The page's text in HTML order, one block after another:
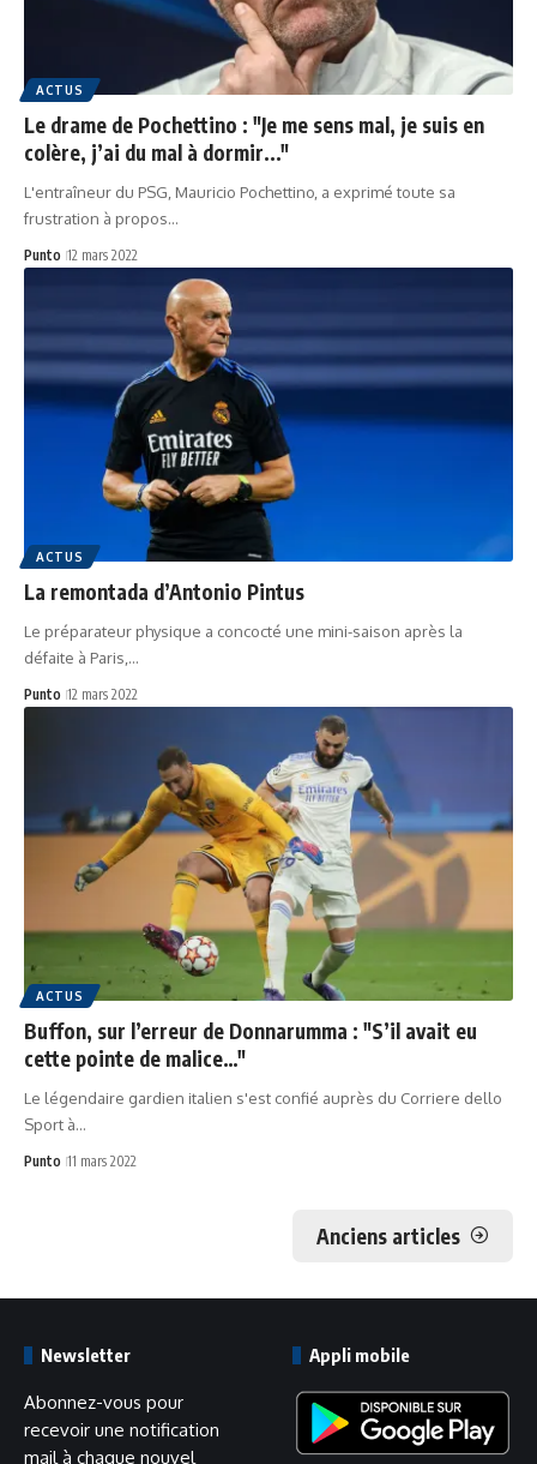
ACTUS
Le drame de Pochettino : "Je me sens mal, je suis en
colère, j’ai du mal à dormir..."
L'entraîneur du PSG, Mauricio Pochettino, a exprimé toute sa
frustration à propos…
Punto 12 mars 2022
ACTUS
La remontada d’Antonio Pintus
Le préparateur physique a concocté une mini-saison après la
défaite à Paris,…
Punto 12 mars 2022
ACTUS
Buffon, sur l’erreur de Donnarumma : "S’il avait eu
cette pointe de malice…"
Le légendaire gardien italien s'est confié auprès du Corriere dello
Sport à…
Punto 11 mars 2022
Anciens articles
Newsletter
Abonnez-vous pour
recevoir une notification
mail à chaque nouvel
Appli mobile